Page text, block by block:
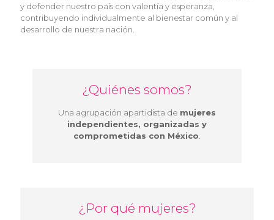
y defender nuestro país con valentía y esperanza,
contribuyendo individualmente al bienestar común y al
desarrollo de nuestra nación.
¿Quiénes somos?
Una agrupación apartidista de mujeres
independientes, organizadas y
comprometidas con México
¿Por qué mujeres?